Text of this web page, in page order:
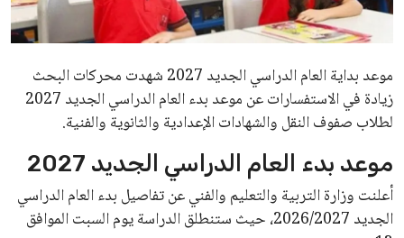
موعد بداية العام الدراسي الجديد 2027
شهدت محركات البحث
زيادة في الاستفسارات عن موعد بدء العام الدراسي الجديد 2027
لطلاب صفوف النقل والشهادات الإعدادية والثانوية والفنية.
موعد بدء العام الدراسي الجديد 2027
أعلنت وزارة التربية والتعليم والفني عن تفاصيل بدء العام الدراسي
الجديد 2026/2027، حيث ستنطلق الدراسة يوم السبت الموافق